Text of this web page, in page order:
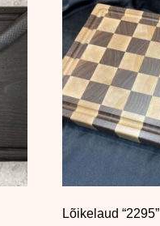
Lõikelaud “2295”